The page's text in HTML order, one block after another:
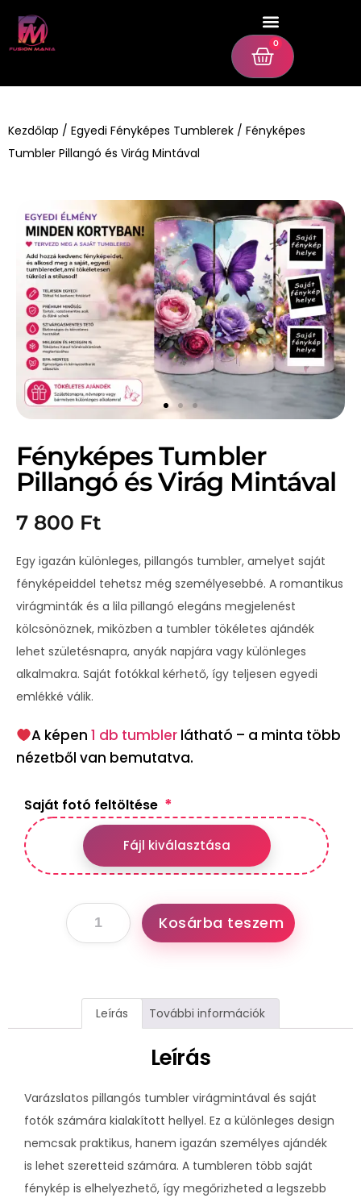
0
Kezdőlap / Egyedi Fényképes Tumblerek / Fényképes
Tumbler Pillangó és Virág Mintával
Fényképes Tumbler
Pillangó és Virág Mintával
7 800 Ft
Egy igazán különleges, pillangós tumbler, amelyet saját
fényképeiddel tehetsz még személyesebbé. A romantikus
virágminták és a lila pillangó elegáns megjelenést
kölcsönöznek, miközben a tumbler tökéletes ajándék
lehet születésnapra, anyák napjára vagy különleges
alkalmakra. Saját fotókkal kérhető, így teljesen egyedi
emlékké válik.
A képen1 db tumbler látható – a minta több
nézetből van bemutatva.
Saját fotó feltöltése *
Fájl kiválasztása
Leírás További információk
Leírás
Varázslatos pillangós tumbler virágmintával és saját
fotók számára kialakított hellyel. Ez a különleges design
nemcsak praktikus, hanem igazán személyes ajándék
is lehet szeretteid számára. A tumbleren több saját
fénykép is elhelyezhető, így megőrizheted a legszebb